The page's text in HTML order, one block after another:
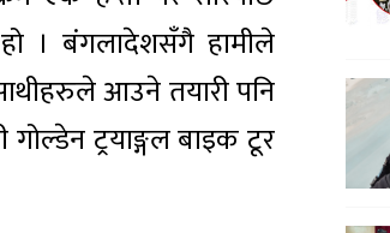
। बंगलादेशसँगै हामीले
आउने तयारी पनि
ट्रयाङ्गल बाइक टूर